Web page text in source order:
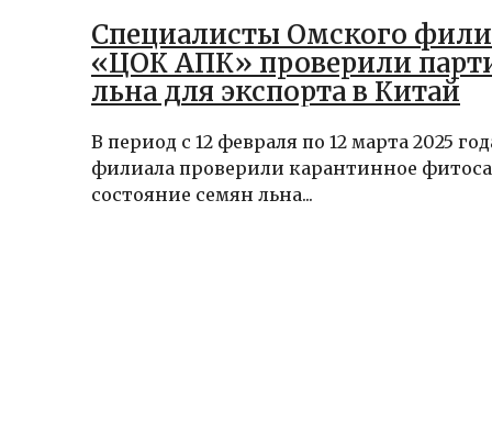
Специалисты Омского
«ЦОК АПК» проверили
льна для экспорта в Китай
В период с 12 февраля по 12 марта 2025
филиала проверили карантинное
состояние семян льна...